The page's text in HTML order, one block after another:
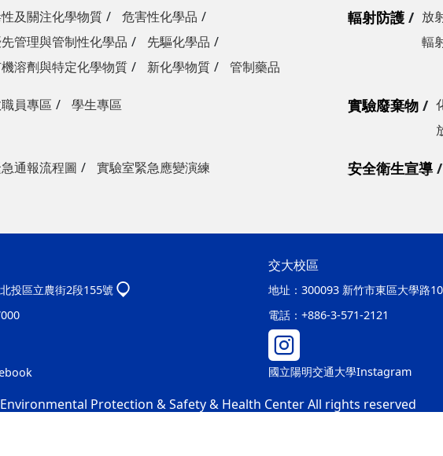
及關注化學物質
危害性化學品
管理與管制性化學品
先驅化學品
溶劑與特定化學物質
新化學物質 管制藥品
輻射防護 放
輻
員專區 學生專區 實驗廢棄物
通報流程圖 實驗室緊急應變演練 安全衛生宣導
投區立農街2段155號
交大校區
地址： 300093 新竹市東區大學路
電話： +886-3-571-2121
國立陽明交通大學Instagram
Protection & Safety & Health Center All rights reserved